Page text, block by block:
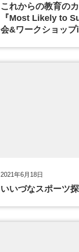
これからの教育の
『Most Likely to
会&ワークショッ
2021年6月18日
いいづなスポーツ